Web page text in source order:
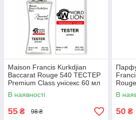
Maison Francis Kurkdjian
Baccarat Rouge 540 ТЕСТЕР
Premium Class унісекс 60 мл
В наявності
55 ₴ 98 ₴
В
50 ₴